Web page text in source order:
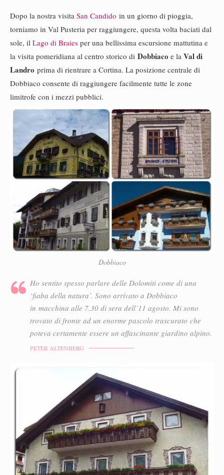
Dopo la nostra visita San Candido in un giorno di pioggia,
torniamo in Val Pusteria per raggiungere, questa volta baciati dal
sole, il Lago di Braies per una bellissima escursione mattutina e
la visita pomeridiana al centro storico di Dobbiaco e la Val di
Landro prima di rientrare a Cortina. La posizione centrale di
Dobbiaco consente di raggiungere facilmente tutte le zone
limitrofe con i mezzi pubblici.
Dobbiaco
Ho sentito spesso parlare delle Dolomiti come di una
‘fiaba della natura’. Sono arrivato a Dobbiaco
in macchina alle 7.30 di sera dell’11 agosto. Mi sono
trovato di fronte ad un enorme pascolo trascurato che
poteva certamente essere un affascinante giardino alpino.
PETER ALTENBERG